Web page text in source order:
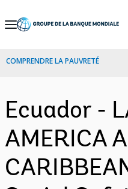
Skip
Navigation
COMPRENDRE LA PAUVRETÉ
Ecuador -
AMERICA